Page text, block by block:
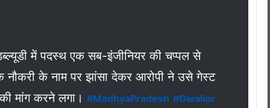
में पदस्थ एक सब-इंजीनियर की चप्पल से
नौकरी के नाम पर झांसा देकर आरोपी ने उसे गेस्ट
मांग करने लगा। #MadhyaPradesh #Gwalior